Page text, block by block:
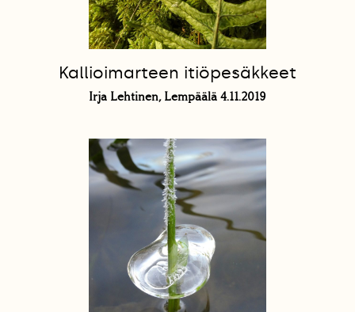
Kallioimarteen itiöpesäkkeet
Irja Lehtinen, Lempäälä 4.11.2019